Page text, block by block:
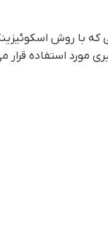
که با روش
مورد استفاده